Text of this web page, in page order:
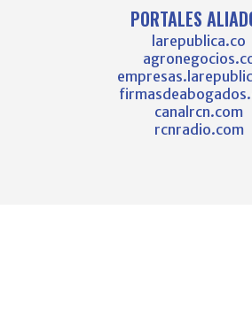
PORTALES
larepublica.co
canalrcn.com
rcnradio.com